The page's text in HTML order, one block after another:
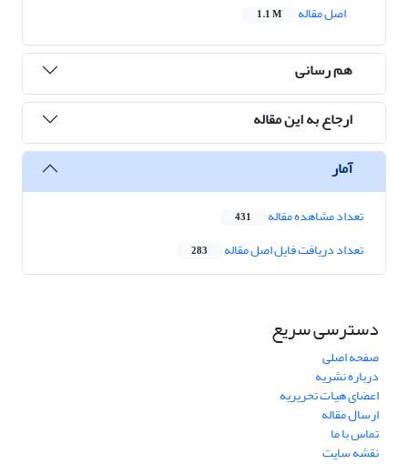
اصل مقاله
1.1 M
هم رسانی
ارجاع به این مقاله
آمار
تعداد مشاهده مقاله 431
تعداد دریافت فایل اصل مقاله 283
دسترسی سریع
صفحه اصلی
درباره نشریه
اعضای هیات تحریریه
ارسال مقاله
تماس با ما
نقشه سایت